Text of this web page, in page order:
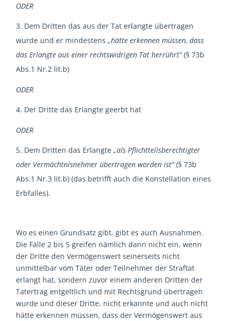
ODER
Dem Dritten das aus der Tat erlangte übertragen
wurde und er mindestens„hätte erkennen müssen, dass
das Erlangte aus einer rechtswidrigen Tat herrührt“(§ 73b
Abs.1 Nr.2 lit.b)
ODER
Der Dritte das Erlangte geerbt hat
ODER
Dem Dritten das Erlangte„als Pflichtteilsberechtigter
oder Vermächtnisnehmer übertragen worden ist“(§ 73b
Abs.1 Nr.3 lit.b) (das betrifft auch die Konstellation eines
Erbfalles).
Wo es einen Grundsatz gibt, gibt es auch Ausnahmen.
Die Fälle 2 bis 5 greifen nämlich dann nicht ein, wenn
der Dritte den Vermögenswert seinerseits nicht
unmittelbar vom Täter oder Teilnehmer der Straftat
erlangt hat, sondern zuvor einem anderen Dritten der
Tatertrag entgeltlich und mit Rechtsgrund übertragen
wurde und dieser Dritte, nicht erkannte und auch nicht
hätte erkennen müssen, dass der Vermögenswert aus